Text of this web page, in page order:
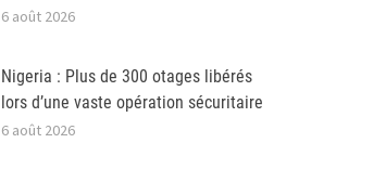
6 août 2026
Nigeria : Plus de 300 otages libérés
lors d’une vaste opération sécuritaire
6 août 2026